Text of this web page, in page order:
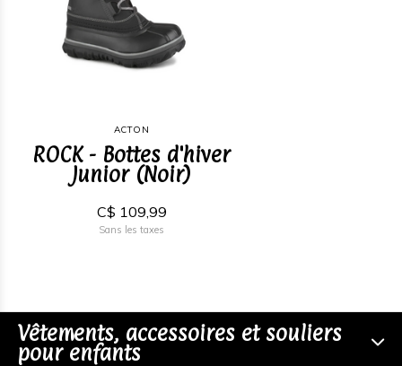
ACTON
ROCK - Bottes d'hiver
Junior (Noir)
C$ 109,99
Sans les taxes
Vêtements, accessoires et souliers
pour enfants